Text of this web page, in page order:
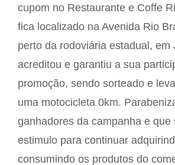
cupom no Restaurante e Coffe
fica localizado na Avenida Rio
perto da rodoviária estadual, em
acreditou e garantiu a sua
promoção, sendo sorteado e
uma motocicleta 0km.
ganhadores da campanha e que
estimulo para continuar
consumindo os produtos do